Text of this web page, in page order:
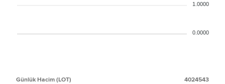
1.0000
0.0000
Günlük Hacim (LOT) 4024543